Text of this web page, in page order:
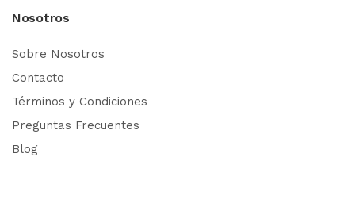
Nosotros
Sobre Nosotros
Contacto
Términos y Condiciones
Preguntas Frecuentes
Blog